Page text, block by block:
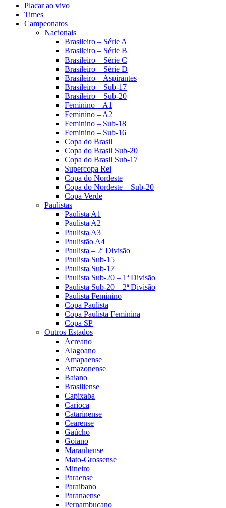
Placar ao vivo
Times
Campeonatos
Nacionais
Brasileiro – Série A
Brasileiro – Série B
Brasileiro – Série C
Brasileiro – Série D
Brasileiro – Aspirantes
Brasileiro – Sub-17
Brasileiro – Sub-20
Feminino – A1
Feminino – A2
Feminino – Sub-18
Feminino – Sub-16
Copa do Brasil
Copa do Brasil Sub-20
Copa do Brasil Sub-17
Supercopa Rei
Copa do Nordeste
Copa do Nordeste – Sub-20
Copa Verde
Paulistas
Paulista A1
Paulista A2
Paulista A3
Paulistão A4
Paulista – 2ª Divisão
Paulista Sub-15
Paulista Sub-17
Paulista Sub-20 – 1ª Divisão
Paulista Sub-20 – 2ª Divisão
Paulista Feminino
Copa Paulista
Copa Paulista Feminina
Copa SP
Outros Estados
Acreano
Alagoano
Amapaense
Amazonense
Baiano
Brasiliense
Capixaba
Carioca
Catarinense
Cearense
Gaúcho
Goiano
Maranhense
Mato-Grossense
Mineiro
Paraense
Paraibano
Paranaense
Pernambucano